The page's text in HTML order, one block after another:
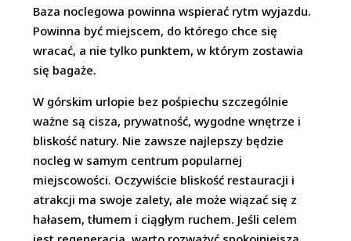
Baza noclegowa powinna wspierać rytm wyjazdu.
Powinna być miejscem, do którego chce się
wracać, a nie tylko punktem, w którym zostawia
się bagaże.
W górskim urlopie bez pośpiechu szczególnie
ważne są cisza, prywatność, wygodne wnętrze i
bliskość natury. Nie zawsze najlepszy będzie
nocleg w samym centrum popularnej
miejscowości. Oczywiście bliskość restauracji i
atrakcji ma swoje zalety, ale może wiązać się z
hałasem, tłumem i ciągłym ruchem. Jeśli celem